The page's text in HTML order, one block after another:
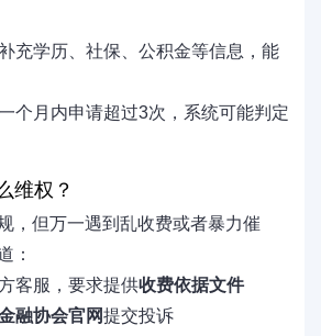
补充学历、社保、公积金等信息，能
个月内申请超过3次，系统可能判定
维权？
，但万一遇到乱收费或者暴力催
：
客服，要求提供收费依据文件
融协会官网提交投诉